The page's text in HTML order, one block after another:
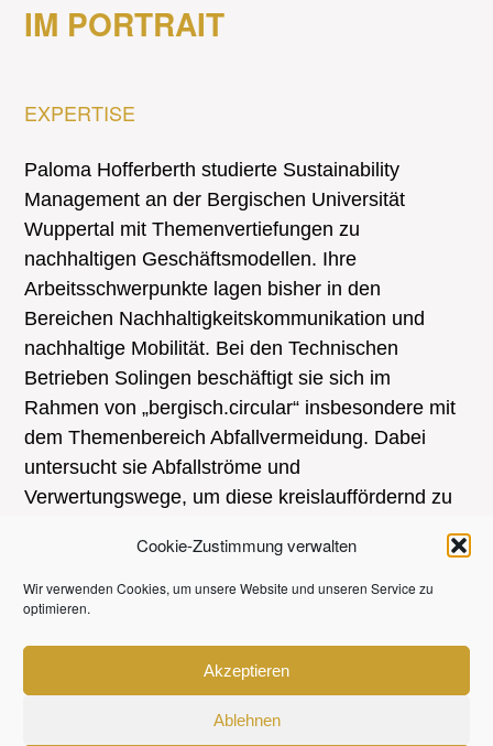
Cookie-Zustimmung verwalten
Wir verwenden Cookies, um unsere Website und unseren Service zu
optimieren.
Akzeptieren
Ablehnen
IM PORTRAIT
EXPERTISE
Paloma Hofferberth studierte Sustainability
Management an der Bergischen Universität
Wuppertal mit Themenvertiefungen zu
nachhaltigen Geschäftsmodellen. Ihre
Arbeitsschwerpunkte lagen bisher in den
Bereichen Nachhaltigkeitskommunikation und
nachhaltige Mobilität. Bei den Technischen
Betrieben Solingen beschäftigt sie sich im
Rahmen von „bergisch.circular“ insbesondere mit
dem Themenbereich Abfallvermeidung. Dabei
untersucht sie Abfallströme und
Verwertungswege, um diese kreislauffördernd zu
p.hofferberth@solingen.de